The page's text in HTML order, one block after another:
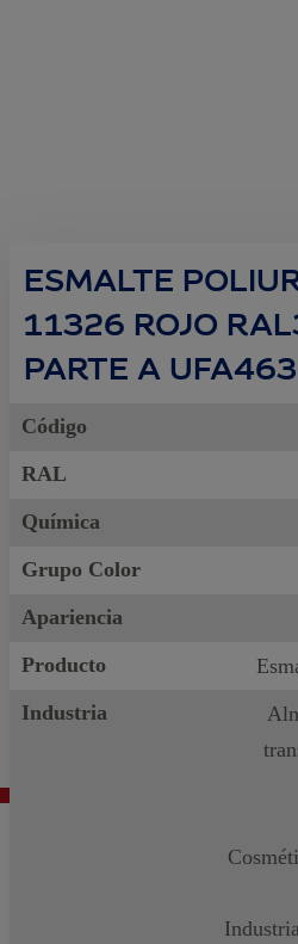
ESMALTE
11326 ROJO
PARTE A UFA463
Código
RAL
Química
Grupo Color
Apariencia
Producto
Industria